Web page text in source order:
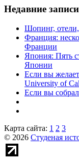
Недавние записи
Шопинг,
Франция:
Франции
Япония: Пять
Японии
Если вы
University of
Если вы
Карта сайта: 1 2 3
© 2026 Студеная